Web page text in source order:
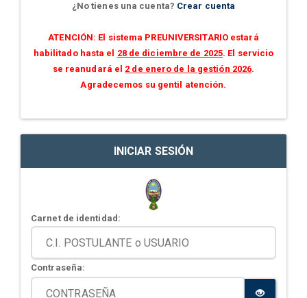
¿No tienes una cuenta? Crear cuenta
ATENCIÓN: El sistema PREUNIVERSITARIO estará
habilitado hasta el 28 de diciembre de 2025. El servicio
se reanudará el 2 de enero de la gestión 2026.
Agradecemos su gentil atención.
INICIAR SESIÓN
Carnet de identidad:
Contraseña: